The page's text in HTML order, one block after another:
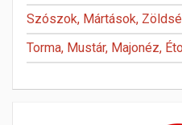
Szószok, Mártások,
Torma, Mustár, Majonéz,